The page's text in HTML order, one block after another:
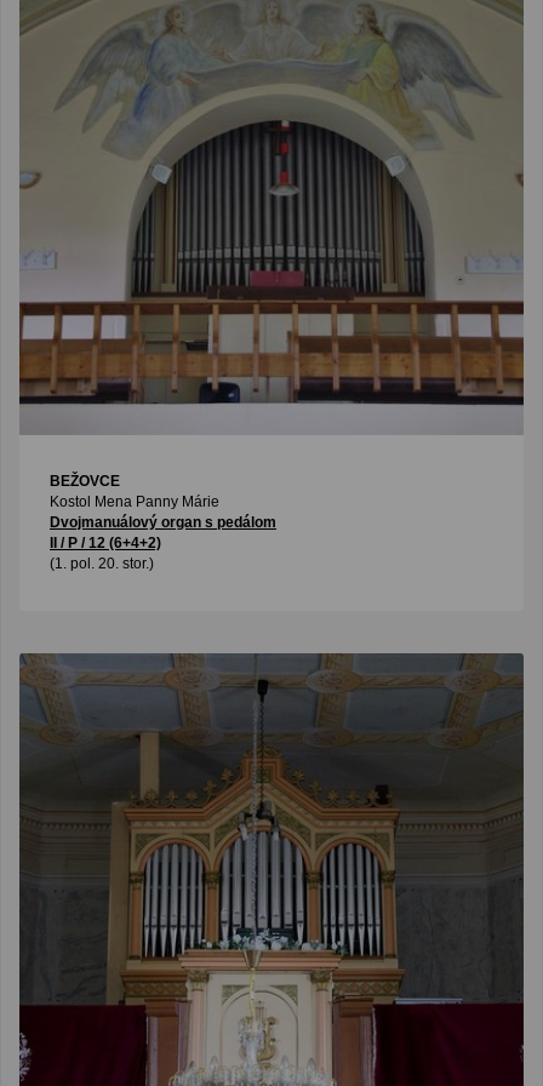
BEŽOVCE
Kostol Mena Panny Márie
Dvojmanuálový organ s pedálom
II / P / 12 (6+4+2)
(1. pol. 20. stor.)